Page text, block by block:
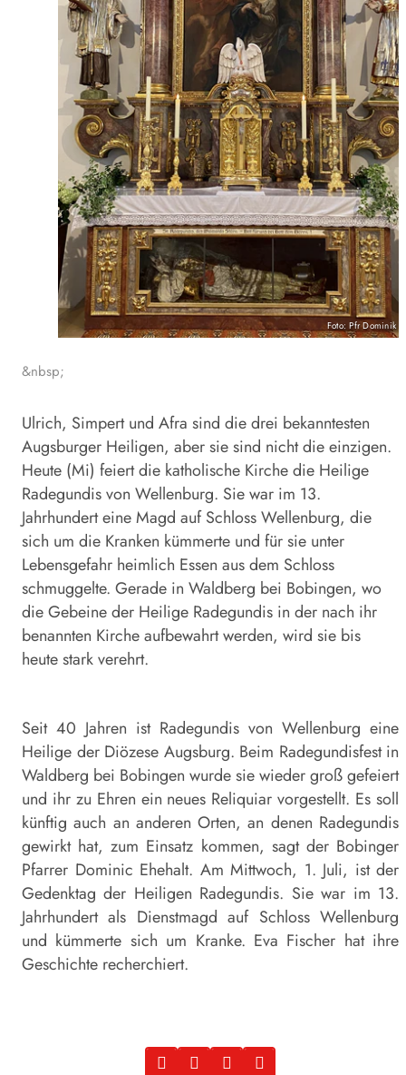
Foto: Pfr Dominik
&nbsp;
Ulrich, Simpert und Afra sind die drei bekanntesten
Augsburger Heiligen, aber sie sind nicht die einzigen.
Heute (Mi) feiert die katholische Kirche die Heilige
Radegundis von Wellenburg. Sie war im 13.
Jahrhundert eine Magd auf Schloss Wellenburg, die
sich um die Kranken kümmerte und für sie unter
Lebensgefahr heimlich Essen aus dem Schloss
schmuggelte. Gerade in Waldberg bei Bobingen, wo
die Gebeine der Heilige Radegundis in der nach ihr
benannten Kirche aufbewahrt werden, wird sie bis
heute stark verehrt.
Seit 40 Jahren ist Radegundis von Wellenburg eine
Heilige der Diözese Augsburg. Beim Radegundisfest in
Waldberg bei Bobingen wurde sie wieder groß gefeiert
und ihr zu Ehren ein neues Reliquiar vorgestellt. Es soll
künftig auch an anderen Orten, an denen Radegundis
gewirkt hat, zum Einsatz kommen, sagt der Bobinger
Pfarrer Dominic Ehehalt. Am Mittwoch, 1. Juli, ist der
Gedenktag der Heiligen Radegundis. Sie war im 13.
Jahrhundert als Dienstmagd auf Schloss Wellenburg
und kümmerte sich um Kranke. Eva Fischer hat ihre
Geschichte recherchiert.